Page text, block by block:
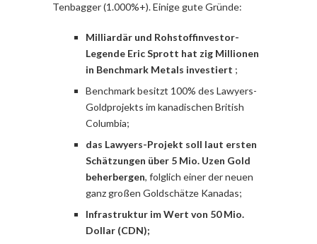
Tenbagger (1.000%+). Einige gute Gründe:
Milliardär und Rohstoffinvestor-
Legende Eric Sprott hat zig Millionen
in Benchmark Metals investiert ;
Benchmark besitzt 100% des Lawyers-
Goldprojekts im kanadischen British
Columbia;
das Lawyers-Projekt soll laut ersten
Schätzungen über 5 Mio. Uzen Gold
beherbergen, folglich einer der neuen
ganz großen Goldschätze Kanadas;
Infrastruktur im Wert von 50 Mio.
Dollar (CDN);